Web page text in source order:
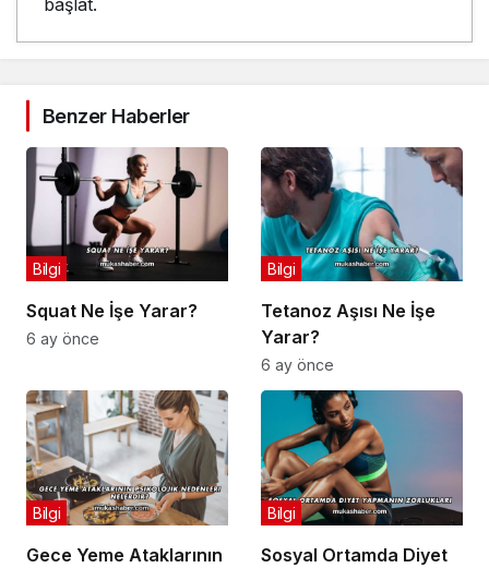
Benzer Haberler
Squat Ne İşe Yarar?
Bilgi
6 ay önce
Tetanoz Aşısı Ne İşe
Yarar?
Bilgi
6 ay önce
Gece Yeme Ataklarının
Bilgi
Sosyal Ortamda Diyet
Bilgi